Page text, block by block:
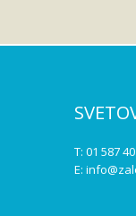
T: 01 587
E: